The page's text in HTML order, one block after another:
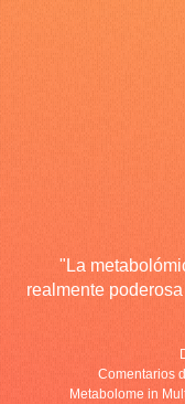
"La
realmente
Comentarios
Metabolome in